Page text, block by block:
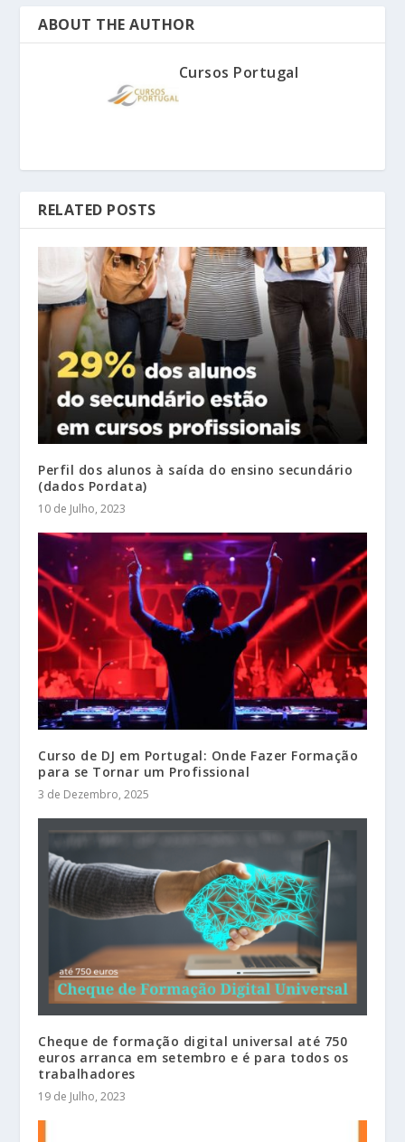
ABOUT THE AUTHOR
Cursos Portugal
RELATED POSTS
Perfil dos alunos à saída do ensino secundário
(dados Pordata)
10 de Julho, 2023
Curso de DJ em Portugal: Onde Fazer Formação
para se Tornar um Profissional
3 de Dezembro, 2025
Cheque de formação digital universal até 750
euros arranca em setembro e é para todos os
trabalhadores
19 de Julho, 2023